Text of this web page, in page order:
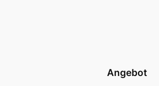
Angebot